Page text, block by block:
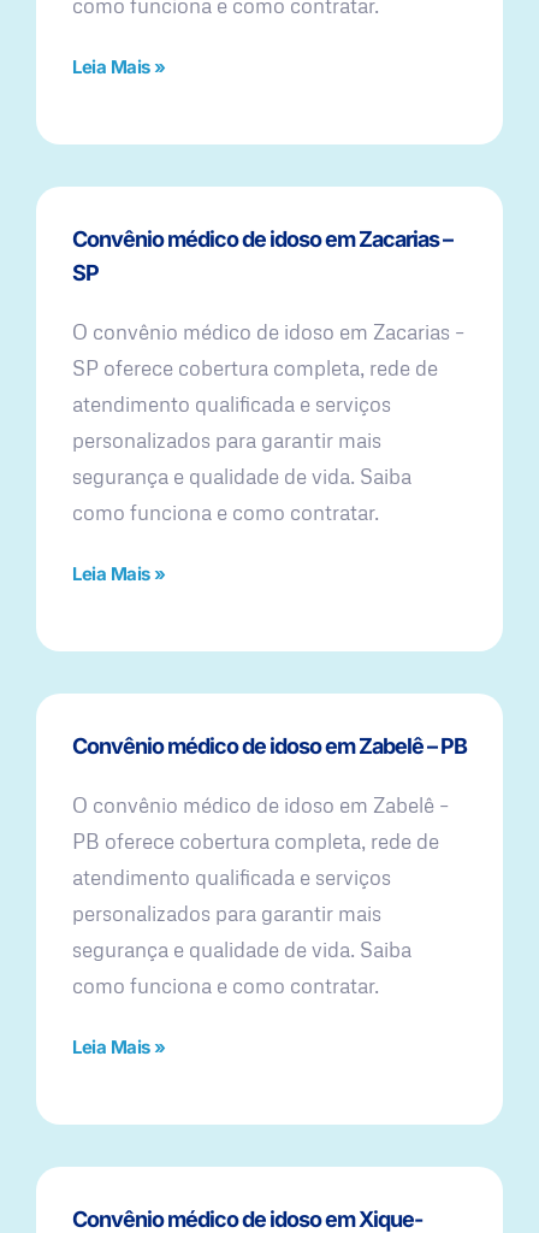
Leia Mais »
Convênio médico de idoso em Zacarias –
SP
O convênio médico de idoso em Zacarias –
SP oferece cobertura completa, rede de
atendimento qualificada e serviços
personalizados para garantir mais
segurança e qualidade de vida. Saiba
como funciona e como contratar.
Leia Mais »
Convênio médico de idoso em Zabelê – PB
O convênio médico de idoso em Zabelê –
PB oferece cobertura completa, rede de
atendimento qualificada e serviços
personalizados para garantir mais
segurança e qualidade de vida. Saiba
como funciona e como contratar.
Leia Mais »
Convênio médico de idoso em Xique-